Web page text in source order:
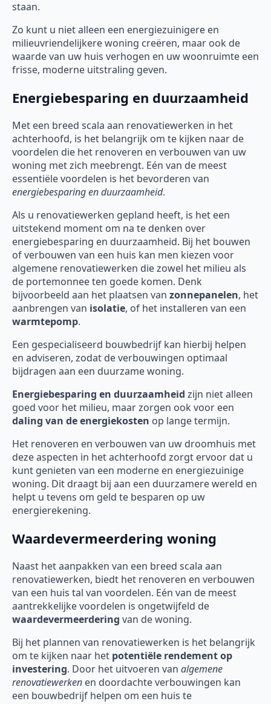
staan.
Zo kunt u niet alleen een energiezuinigere en
milieuvriendelijkere woning creëren, maar ook de
waarde van uw huis verhogen en uw woonruimte een
frisse, moderne uitstraling geven.
Energiebesparing en duurzaamheid
Met een breed scala aan renovatiewerken in het
achterhoofd, is het belangrijk om te kijken naar de
voordelen die het renoveren en verbouwen van uw
woning met zich meebrengt. Eén van de meest
essentiële voordelen is het bevorderen van
energiebesparing en duurzaamheid.
Als u renovatiewerken gepland heeft, is het een
uitstekend moment om na te denken over
energiebesparing en duurzaamheid. Bij het bouwen
of verbouwen van een huis kan men kiezen voor
algemene renovatiewerken die zowel het milieu als
de portemonnee ten goede komen. Denk
bijvoorbeeld aan het plaatsen van zonnepanelen, het
aanbrengen van isolatie, of het installeren van een
warmtepomp.
Een gespecialiseerd bouwbedrijf kan hierbij helpen
en adviseren, zodat de verbouwingen optimaal
bijdragen aan een duurzame woning.
Energiebesparing en duurzaamheid zijn niet alleen
goed voor het milieu, maar zorgen ook voor een
daling van de energiekosten op lange termijn.
Het renoveren en verbouwen van uw droomhuis met
deze aspecten in het achterhoofd zorgt ervoor dat u
kunt genieten van een moderne en energiezuinige
woning. Dit draagt bij aan een duurzamere wereld en
helpt u tevens om geld te besparen op uw
energierekening.
Waardevermeerdering woning
Naast het aanpakken van een breed scala aan
renovatiewerken, biedt het renoveren en verbouwen
van een huis tal van voordelen. Eén van de meest
aantrekkelijke voordelen is ongetwijfeld de
waardevermeerdering van de woning.
Bij het plannen van renovatiewerken is het belangrijk
om te kijken naar het potentiële rendement op
investering. Door het uitvoeren van algemene
renovatiewerken en doordachte verbouwingen kan
een bouwbedrijf helpen om een huis te